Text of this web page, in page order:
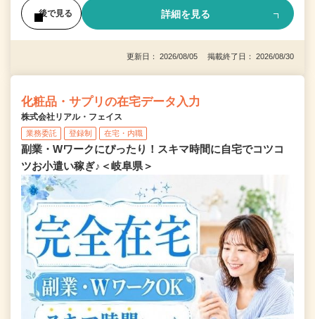
後で見る 詳細を見る
更新日： 2026/08/05 掲載終了日： 2026/08/30
化粧品・サプリの在宅データ入力
株式会社リアル・フェイス
業務委託 登録制 在宅・内職
副業・Wワークにぴったり！スキマ時間に自宅でコツコ
ツお小遣い稼ぎ♪＜岐阜県＞